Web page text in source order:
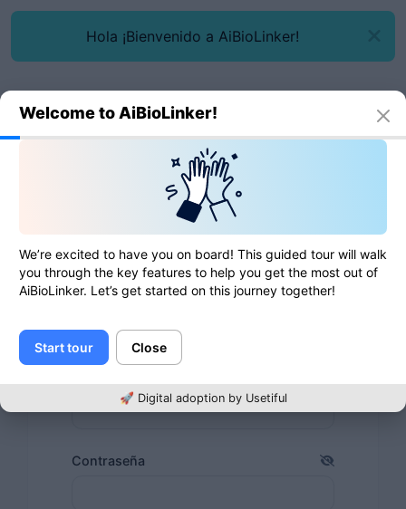
Hola ¡Bienvenido a AiBioLinker!
Regístrate
Nombre
Contraseña
Welcome to AiBioLinker!
We’re excited to have you on board! This guided tour will walk
you through the key features to help you get the most out of
AiBioLinker. Let’s get started on this journey together!
Start tour Close
🚀 Digital adoption by Usetiful